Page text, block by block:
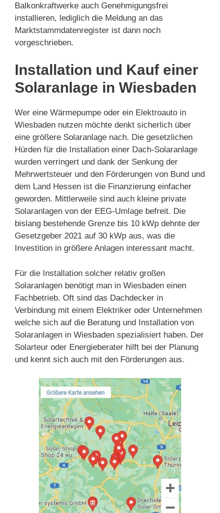
Balkonkraftwerke auch Genehmigungsfrei
installieren, lediglich die Meldung an das
Marktstammdatenregister ist dann noch
vorgeschrieben.
Installation und Kauf einer
Solaranlage in Wiesbaden
Wer eine Wärmepumpe oder ein Elektroauto in
Wiesbaden nutzen möchte denkt sicherlich über
eine größere Solaranlage nach. Die gesetzlichen
Hürden für die Installation einer Dach-Solaranlage
wurden verringert und dank der Senkung der
Mehrwertsteuer und den Förderungen von Bund und
dem Land Hessen ist die Finanzierung einfacher
geworden. Mittlerweile sind auch kleine private
Solaranlagen von der EEG-Umlage befreit. Die
bislang bestehende Grenze bis 10 kWp dehnte der
Gesetzgeber 2021 auf 30 kWp aus, was die
Investition in größere Anlagen interessant macht.
Für die Installation solcher relativ großen
Solaranlagen benötigt man in Wiesbaden einen
Fachbetrieb. Oft sind das Dachdecker in
Verbindung mit einem Elektriker oder Unternehmen
welche sich auf die Beratung und Installation von
Solaranlagen in Wiesbaden spezialisiert haben. Der
Solarteur oder Energieberater hilft bei der Planung
und kennt sich auch mit den Förderungen aus.